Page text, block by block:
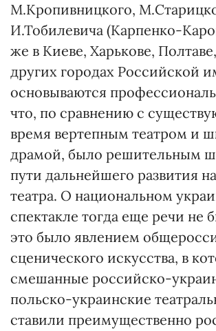
М.Кропивницкого,
И.Тобилевича (Карпенко-
же в Киеве, Харькове,
других городах Российской
основываются
что, по сравнению с
время вертепным театром и
драмой, было решительным
пути дальнейшего развития
театра. О национальном
спектакле тогда еще речи не
это было явлением
сценического искусства, в
смешанные российско-
польско-украинские
ставили преимущественно